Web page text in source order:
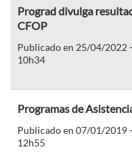
Prograd divulga
CFOP
Publicado en 25/04/2022
10h34
Programas de
Publicado en 07/01/2019
12h55